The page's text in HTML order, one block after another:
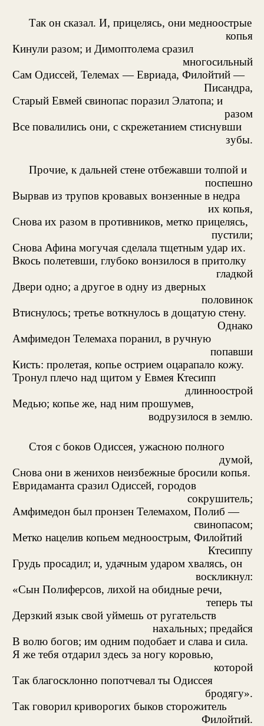
Так он сказал. И, прицелясь, они медноострые
копья
Кинули разом; и Димоптолема сразил
многосильный
Сам Одиссей, Телемах — Евриада, Филойтий —
Писандра,
Старый Евмей свинопас поразил Элатопа; и
разом
Все повалились они, с скрежетанием стиснувши
зубы.
Прочие, к дальней стене отбежавши толпой и
поспешно
Вырвав из трупов кровавых вонзенные в недра
их копья,
Снова их разом в противников, метко прицелясь,
пустили;
Снова Афина могучая сделала тщетным удар их.
Вкось полетевши, глубоко вонзилося в притолку
гладкой
Двери одно; а другое в одну из дверных
половинок
Втиснулось; третье воткнулось в дощатую стену.
Однако
Амфимедон Телемаха поранил, в ручную
попавши
Кисть: пролетая, копье острием оцарапало кожу.
Тронул плечо над щитом у Евмея Ктесипп
длинноострой
Медью; копье же, над ним прошумев,
водрузилося в землю.
Стоя с боков Одиссея, ужасною полного
думой,
Снова они в женихов неизбежные бросили копья.
Евридаманта сразил Одиссей, городов
сокрушитель;
Амфимедон был пронзен Телемахом, Полиб —
свинопасом;
Метко нацелив копьем медноострым, Филойтий
Ктесиппу
Грудь просадил; и, удачным ударом хвалясь, он
воскликнул:
«Сын Полиферсов, лихой на обидные речи,
теперь ты
Дерзкий язык свой уймешь от ругательств
нахальных; предайся
В волю богов; им одним подобает и слава и сила.
Я же тебя отдарил здесь за ногу коровью,
которой
Так благосклонно попотчевал ты Одиссея
бродягу».
Так говорил криворогих быков сторожитель
Филойтий.